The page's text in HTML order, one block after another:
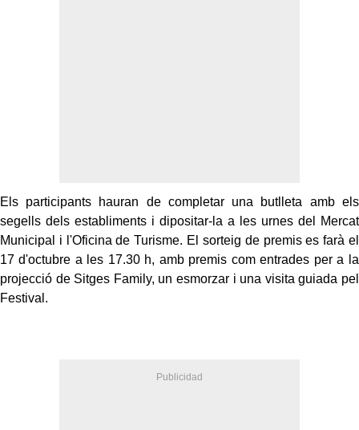
Els participants hauran de completar una butlleta amb els
segells dels establiments i dipositar-la a les urnes del Mercat
Municipal i l'Oficina de Turisme. El sorteig de premis es farà el
17 d'octubre a les 17.30 h, amb premis com entrades per a la
projecció de Sitges Family, un esmorzar i una visita guiada pel
Festival.